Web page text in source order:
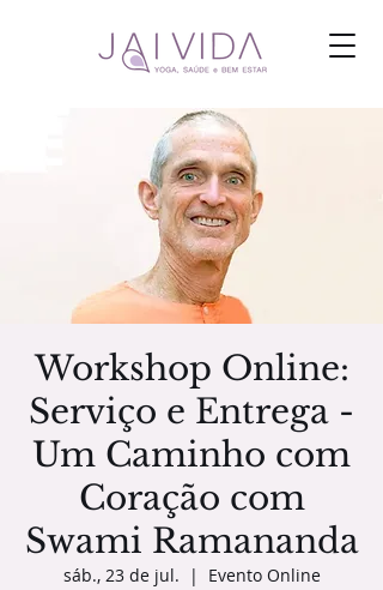
Workshop Online:
Serviço e Entrega -
Um Caminho com
Coração com
Swami Ramananda
sáb., 23 de jul.
  |
Evento Online